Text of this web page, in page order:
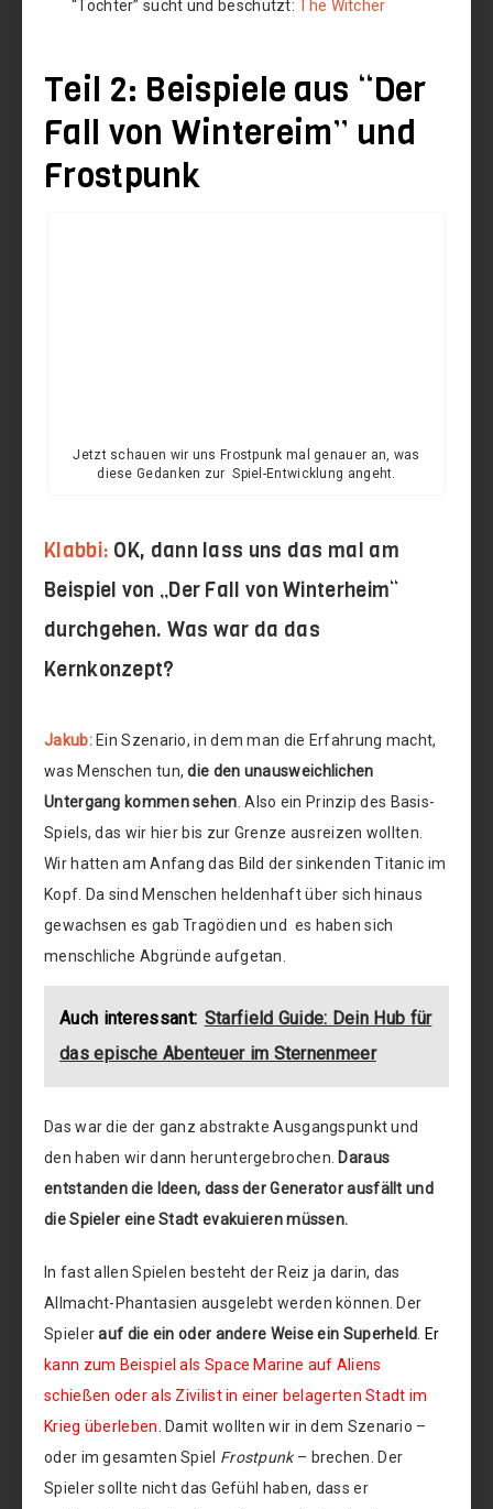
“Tochter” sucht und beschützt: The Witcher
Teil 2: Beispiele aus “Der
Fall von Wintereim” und
Frostpunk
Jetzt schauen wir uns Frostpunk mal genauer an, was
diese Gedanken zur Spiel-Entwicklung angeht.
Klabbi: OK, dann lass uns das mal am
Beispiel von „Der Fall von Winterheim“
durchgehen. Was war da das
Kernkonzept?
Jakub:Ein Szenario, in dem man die Erfahrung macht,
was Menschen tun,die den unausweichlichen
Untergang kommen sehen . Also ein Prinzip des Basis-
Spiels, das wir hier bis zur Grenze ausreizen wollten.
Wir hatten am Anfang das Bild der sinkenden Titanic im
Kopf. Da sind Menschen heldenhaft über sich hinaus
gewachsen es gab Tragödien und es haben sich
menschliche Abgründe aufgetan.
Auch interessant: Starfield Guide: Dein Hub für
das epische Abenteuer im Sternenmeer
Das war die der ganz abstrakte Ausgangspunkt und
den haben wir dann heruntergebrochen. Daraus
entstanden die Ideen, dass der Generator ausfällt und
die Spieler eine Stadt evakuieren müssen.
In fast allen Spielen besteht der Reiz ja darin, das
Allmacht-Phantasien ausgelebt werden können. Der
Spielerauf die ein oder andere Weise ein Superheld. Er
kann zum Beispiel als Space Marine auf Aliens
schießen oder als Zivilist in einer belagerten Stadt im
Krieg überleben. Damit wollten wir in dem Szenario –
oder im gesamten Spiel Frostpunk– brechen. Der
Spieler sollte nicht das Gefühl haben, dass er